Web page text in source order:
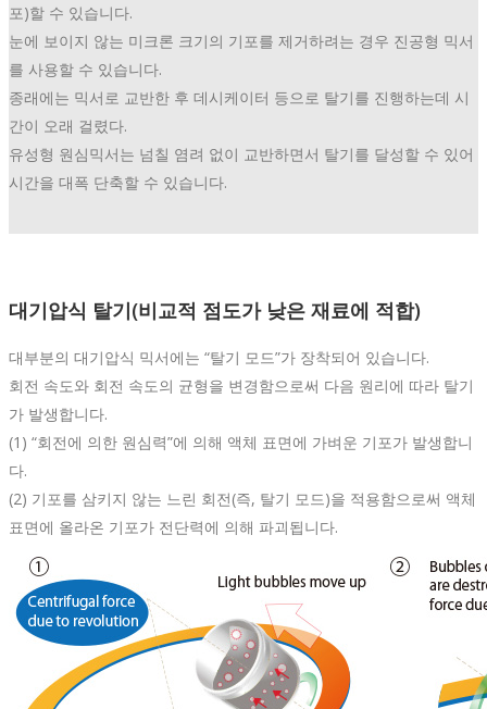
포)할 수 있습니다.
눈에 보이지 않는 미크론 크기의 기포를 제거하려는 경우 진공형 믹서
를 사용할 수 있습니다.
종래에는 믹서로 교반한 후 데시케이터 등으로 탈기를 진행하는데 시
간이 오래 걸렸다.
유성형 원심믹서는 넘칠 염려 없이 교반하면서 탈기를 달성할 수 있어
시간을 대폭 단축할 수 있습니다.
대기압식 탈기(비교적 점도가 낮은 재료에 적합)
대부분의 대기압식 믹서에는 “탈기 모드”가 장착되어 있습니다.
회전 속도와 회전 속도의 균형을 변경함으로써 다음 원리에 따라 탈기
가 발생합니다.
(1) “회전에 의한 원심력”에 의해 액체 표면에 가벼운 기포가 발생합니
다.
(2) 기포를 삼키지 않는 느린 회전(즉, 탈기 모드)을 적용함으로써 액체
표면에 올라온 기포가 전단력에 의해 파괴됩니다.